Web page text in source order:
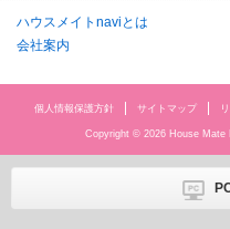
ハウスメイトnaviとは
会社案内
個人情報保護方針 サイトマップ
Copyright © 2026 House Mate